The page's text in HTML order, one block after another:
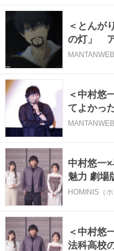
＜とんが
の灯」 ア
初登場 声
MANTANWEB
＜中村悠
てよかっ
承編」で
MANTANWEB
中村悠一
魅力 劇場
編」で確
HOMINIS（ホ
＜中村悠
法科高校